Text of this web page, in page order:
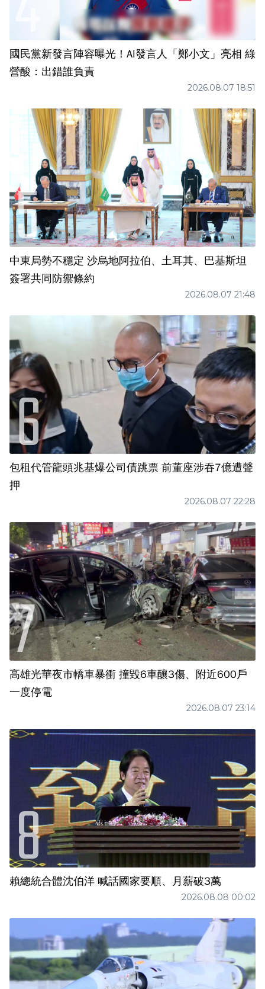
國民黨新發言陣容曝光！AI發言人「鄭小文」亮相 綠
營酸：出錯誰負責
2026.08.07 18:51
中東局勢不穩定 沙烏地阿拉伯、土耳其、巴基斯坦
簽署共同防禦條約
2026.08.07 21:48
包租代管龍頭兆基爆公司債跳票 前董座涉吞7億遭聲
押
2026.08.07 22:28
高雄光華夜市轎車暴衝 撞毀6車釀3傷、附近600戶
一度停電
2026.08.07 23:14
賴總統合體沈伯洋 喊話國家要順、月薪破3萬
2026.08.08 00:02